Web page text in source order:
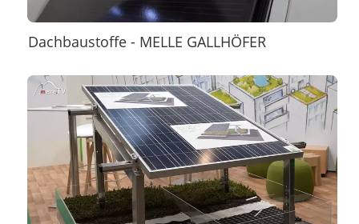
Dachbaustoffe - MELLE GALLHÖFER